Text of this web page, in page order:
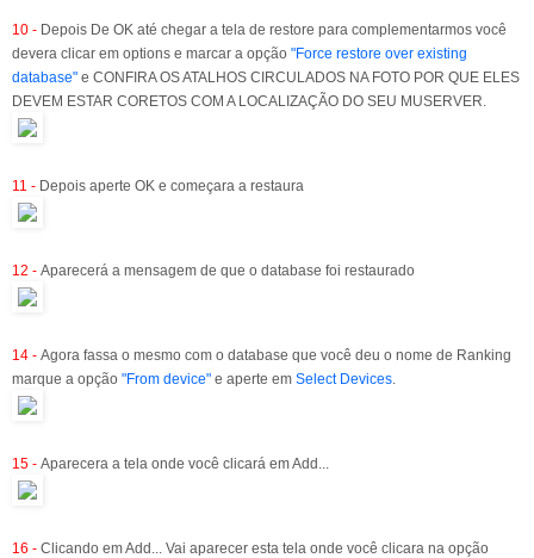
10 - Depois De OK até chegar a tela de restore para complementarmos você
devera clicar em options e marcar a opção "Force restore over existing
database" e CONFIRA OS ATALHOS CIRCULADOS NA FOTO POR QUE ELES
DEVEM ESTAR CORETOS COM A LOCALIZAÇÃO DO SEU MUSERVER.
11 - Depois aperte OK e começara a restaura
12 - Aparecerá a mensagem de que o database foi restaurado
14 - Agora fassa o mesmo com o database que você deu o nome de Ranking
marque a opção "From device" e aperte em Select Devices
15 - Aparecera a tela onde você clicará em Add...
16 - Clicando em Add... Vai aparecer esta tela onde você clicara na opção